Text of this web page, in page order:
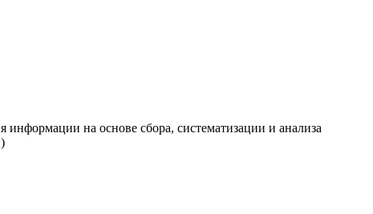
на основе сбора, систематизации и анализа